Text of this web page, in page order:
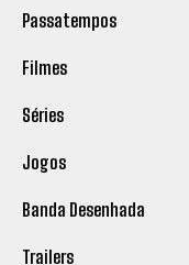
Passatempos
Filmes
Séries
Jogos
Banda Desenhada
Trailers